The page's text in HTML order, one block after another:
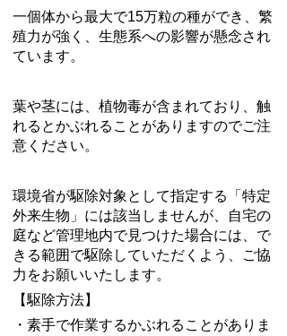
一個体から最大で15万粒の種ができ、繁
殖力が強く、生態系への影響が懸念され
ています。
葉や茎には、植物毒が含まれており、触
れるとかぶれることがありますのでご注
意ください。
環境省が駆除対象として指定する「特定
外来生物」には該当しませんが、自宅の
庭など管理地内で見つけた場合には、で
きる範囲で駆除していただくよう、ご協
力をお願いいたします。
【駆除方法】
・素手で作業するかぶれることがありま